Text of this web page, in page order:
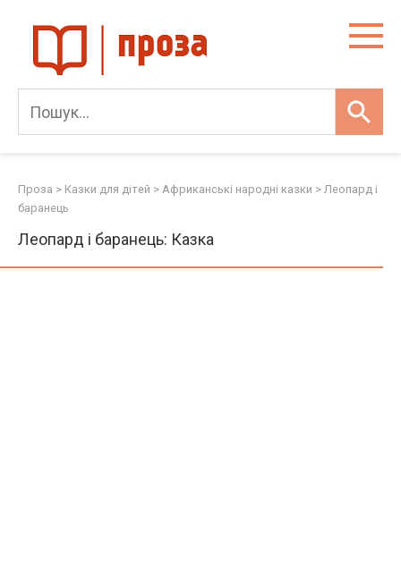
content
Проза > Казки для дітей > Африканські народні казки > Леопард і
баранець
Леопард і баранець: Казка